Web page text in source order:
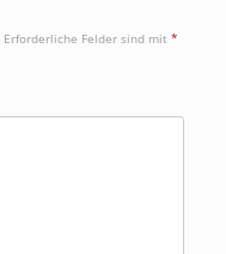
Erforderliche Felder sind mit *